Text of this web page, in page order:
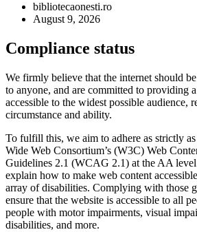
bibliotecaonesti.ro
August 9, 2026
Compliance status
We firmly believe that the internet should
to anyone, and are committed to providing
accessible to the widest possible audience,
circumstance and ability.
To fulfill this, we aim to adhere as strictly
Wide Web Consortium’s (W3C) Web
Guidelines 2.1 (WCAG 2.1) at the AA
explain how to make web content
array of disabilities. Complying with those
ensure that the website is accessible to all
people with motor impairments, visual
disabilities, and more.